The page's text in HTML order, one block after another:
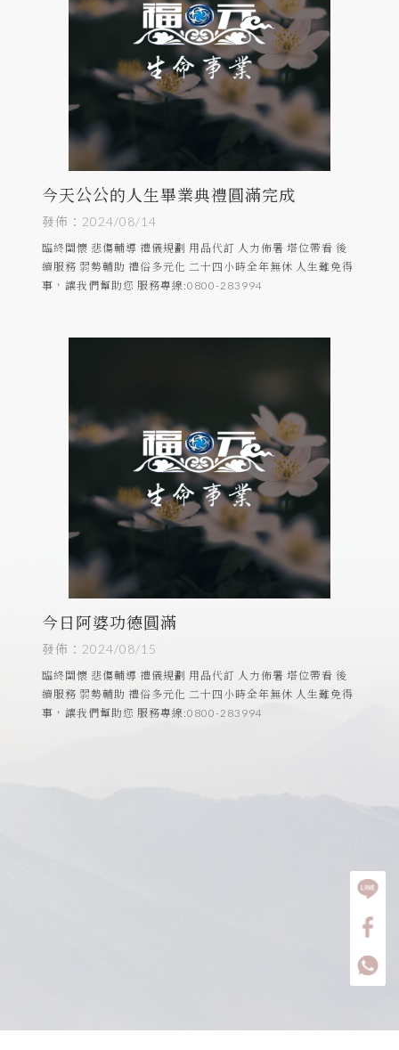
今天公公的人生畢業典禮圓滿完成
發佈：2024/08/14
臨終關懷 悲傷輔導 禮儀規劃 用品代訂 人力佈署 塔位帶看 後
續服務 弱勢輔助 禮俗多元化 二十四小時全年無休 人生難免得
事，讓我們幫助您 服務專線:0800-283994
今日阿婆功德圓滿
發佈：2024/08/15
臨終關懷 悲傷輔導 禮儀規劃 用品代訂 人力佈署 塔位帶看 後
續服務 弱勢輔助 禮俗多元化 二十四小時全年無休 人生難免得
事，讓我們幫助您 服務專線:0800-283994